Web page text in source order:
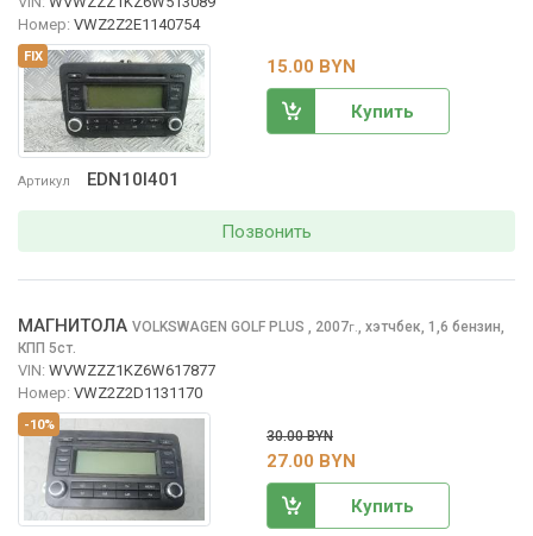
FIX
Артикул EDN10I401
Номер: VWZ2Z2E1140754
15.00 BYN
Купить
Позвонить
-10%
МАГНИТОЛА VOLKSWAGEN GOLF PLUS , 2007г., хэтчбек, 1,6 бензин,
КПП 5ст.
VIN: WVWZZZ1KZ6W617877
Номер: VWZ2Z2D1131170
30.00 BYN
27.00 BYN
Купить